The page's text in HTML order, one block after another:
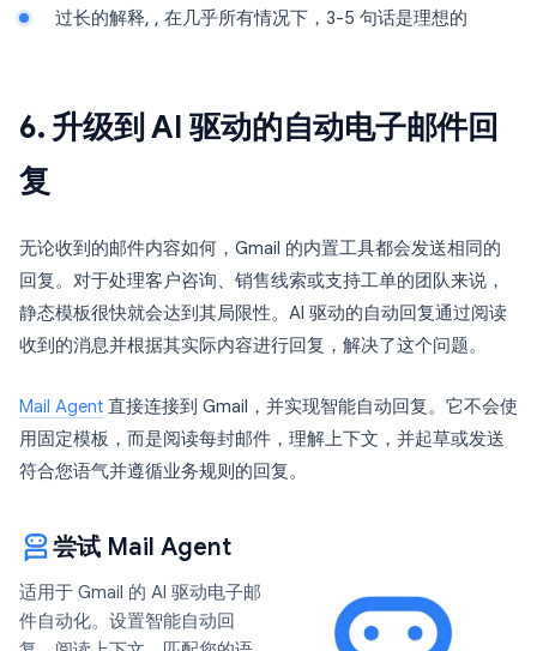
过长的解释, , 在几乎所有情况下，3-5 句话是理想的
6. 升级到 AI 驱动的自动电子邮件回
复
无论收到的邮件内容如何，Gmail 的内置工具都会发送相同的
回复。对于处理客户咨询、销售线索或支持工单的团队来说，
静态模板很快就会达到其局限性。AI 驱动的自动回复通过阅读
收到的消息并根据其实际内容进行回复，解决了这个问题。
Mail Agent 直接连接到 Gmail，并实现智能自动回复。它不会使
用固定模板，而是阅读每封邮件，理解上下文，并起草或发送
符合您语气并遵循业务规则的回复。
尝试 Mail Agent
适用于 Gmail 的 AI 驱动电子邮
件自动化。设置智能自动回